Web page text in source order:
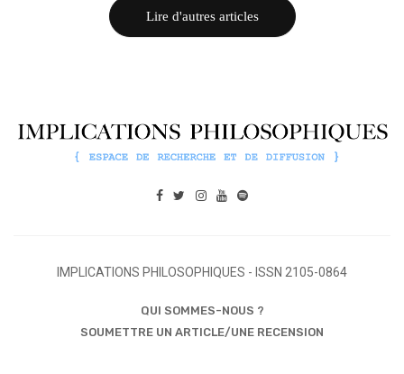
Lire d'autres articles
IMPLICATIONS PHILOSOPHIQUES - ISSN 2105-0864
QUI SOMMES-NOUS ?
SOUMETTRE UN ARTICLE/UNE RECENSION